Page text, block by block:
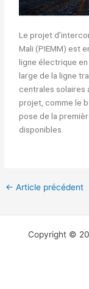
Le projet
Mali (PIEMM) est
ligne électrique en
large de la ligne
centrales solaires
projet, comme le
pose de la
disponibles.
← Article précédent
Copyright ©